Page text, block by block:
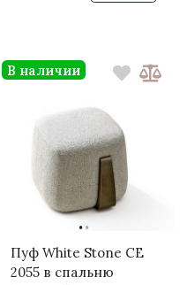
··
Пуф White Stone CE
2055 в спальню
В наличии